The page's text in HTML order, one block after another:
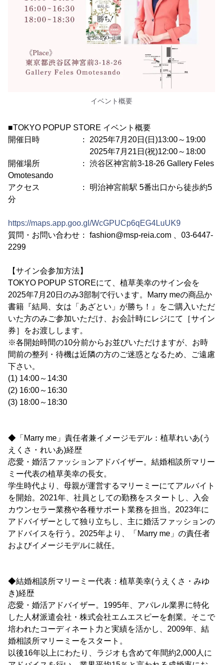
イベント概要
■TOKYO POPUP STORE イベント概要
開催日時 ： 2025年7月20日(日)13:00～19:00
2025年7月21日(祝)12:00～18:00
開催場所 ： 渋谷区神宮前3-18-26 Gallery Feles
Omotesando
アクセス ： 明治神宮前駅 5番出口から徒歩約5
分
https://maps.app.goo.gl/WcGPUCp6qEG4LuUK9
質問・お問い合わせ： fashion@msp-reia.com 、03-6447-
2299
【サイン会参加方法】
TOKYO POPUP STOREにて、植草美幸のサイン会を
2025年7月20日のみ3部制で行います。Marry meの商品か
書籍『結局、女は「あざとい」が勝ち！』をご購入いただ
いた方のみご参加いただけ、お会計時にレジにて［サイン
券］をお渡しします。
※各開始時間の10分前からお並びいただけますが、お時
間前の整列・待機は近隣の方のご迷惑となるため、ご遠慮
下さい。
(1) 14:00～14:30
(2) 16:00～16:30
(3) 18:00～18:30
◆「Marry me」責任者兼イメージモデル：植草れいあ(う
えくさ・れいあ)経歴
恋愛・婚活ファッションアドバイザー。結婚相談所マリー
ミー代表の植草美幸の長女。
学生時代より、母親が運営するマリーミーにてアルバイト
を開始。2021年、社員としての勤務をスタートし、入会
カウンセラー業務や各種サポート業務を担当。2023年に
アドバイザーとして独り立ちし、主に婚活ファッションの
アドバイスを行う。2025年より、「Marry me」の責任者
およびイメージモデルに就任。
◆結婚相談所マリーミー代表：植草美幸(うえくさ・みゆ
き)経歴
恋愛・婚活アドバイザー。1995年、アパレル業界に特化
した人材派遣会社・株式会社エムエスピーを創業。そこで
培われたコーディネート力と実績を活かし、2009年、結
婚相談所マリーミーをスタート。
以後16年以上にわたり、ラジオも含めて年間約2,000人に